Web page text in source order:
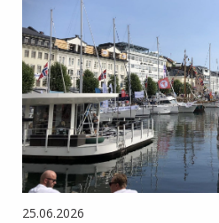
25.06.2026